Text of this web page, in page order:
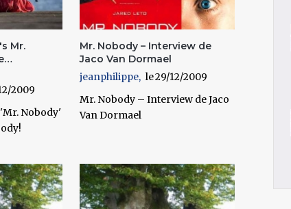
Mr.
2009
'Mr. Nobody'
Mr. Nobody – Interview de
Jaco Van Dormael
jeanphilippe
29/12/2009
Mr. Nobody – Interview de Jaco
Van Dormael